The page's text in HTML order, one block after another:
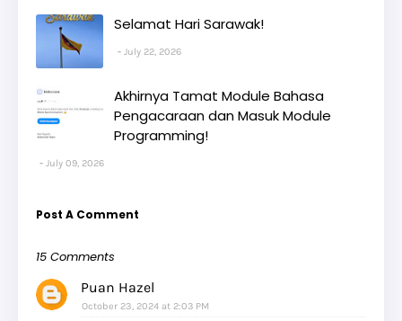
Selamat Hari Sarawak!
July 22, 2026
Akhirnya Tamat Module Bahasa
Pengacaraan dan Masuk Module
Programming!
July 09, 2026
Post A Comment
15 Comments
Puan Hazel
October 23, 2024 at 2:03 PM